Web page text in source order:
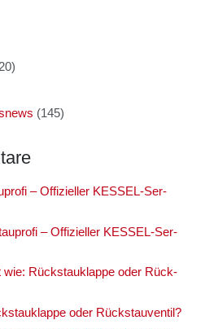
(145)
– Offi­zi­el­ler KES­SEL-Ser­
– Offi­zi­el­ler KES­SEL-Ser­
wie: Rück­stau­klap­pe oder Rück­
oder Rück­stau­ven­til?